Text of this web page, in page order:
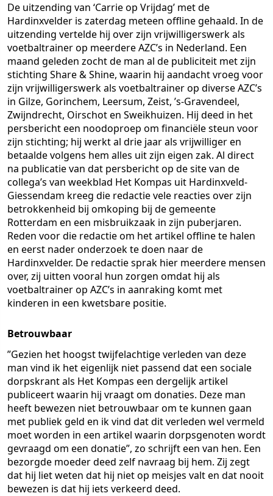
De uitzending van ‘Carrie op Vrijdag’ met de
Hardinxvelder is zaterdag meteen offline gehaald. In de
uitzending vertelde hij over zijn vrijwilligerswerk als
voetbaltrainer op meerdere AZC’s in Nederland. Een
maand geleden zocht de man al de publiciteit met zijn
stichting Share & Shine, waarin hij aandacht vroeg voor
zijn vrijwilligerswerk als voetbaltrainer op diverse AZC’s
in Gilze, Gorinchem, Leersum, Zeist, ’s-Gravendeel,
Zwijndrecht, Oirschot en Sweikhuizen. Hij deed in het
persbericht een noodoproep om financiële steun voor
zijn stichting; hij werkt al drie jaar als vrijwilliger en
betaalde volgens hem alles uit zijn eigen zak. Al direct
na publicatie van dat persbericht op de site van de
collega’s van weekblad Het Kompas uit Hardinxveld-
Giessendam kreeg die redactie vele reacties over zijn
betrokkenheid bij omkoping bij de gemeente
Rotterdam en een misbruikzaak in zijn puberjaren.
Reden voor die redactie om het artikel offline te halen
en eerst nader onderzoek te doen naar de
Hardinxvelder. De redactie sprak hier meerdere mensen
over, zij uitten vooral hun zorgen omdat hij als
voetbaltrainer op AZC’s in aanraking komt met
kinderen in een kwetsbare positie.
Betrouwbaar
”Gezien het hoogst twijfelachtige verleden van deze
man vind ik het eigenlijk niet passend dat een sociale
dorpskrant als Het Kompas een dergelijk artikel
publiceert waarin hij vraagt om donaties. Deze man
heeft bewezen niet betrouwbaar om te kunnen gaan
met publiek geld en ik vind dat dit verleden wel vermeld
moet worden in een artikel waarin dorpsgenoten wordt
gevraagd om een donatie”, zo schrijft een van hen. Een
bezorgde moeder deed zelf navraag bij hem. Zij zegt
dat hij liet weten dat hij niet op meisjes valt en dat nooit
bewezen is dat hij iets verkeerd deed.